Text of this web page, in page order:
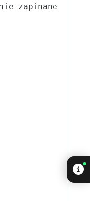
zapinane na